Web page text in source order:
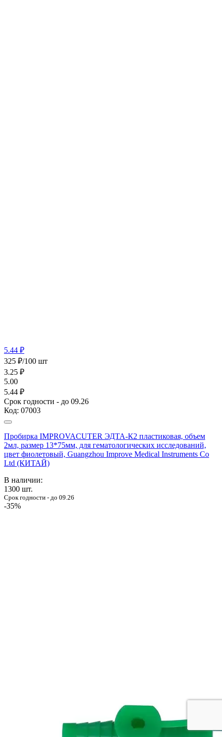
5.44 ₽
325 ₽/100 шт
3.25 ₽
5.00
5.44 ₽
Срок годности - до 09.26
Код: 07003
Пробирка IMPROVACUTER ЭДТА-К2 пластиковая, объем
2мл, размер 13*75мм, для гематологических исследований,
цвет фиолетовый, Guangzhou Improve Medical Instruments Co
Ltd (КИТАЙ)
В наличии:
1300 шт.
Срок годности - до 09.26
-35%